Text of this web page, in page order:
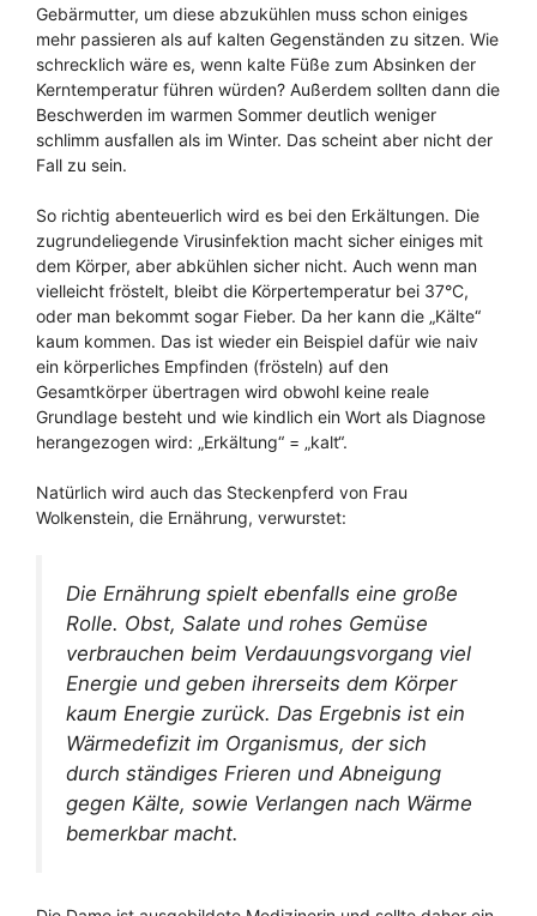
Gebärmutter, um diese abzukühlen muss schon einiges
mehr passieren als auf kalten Gegenständen zu sitzen. Wie
schrecklich wäre es, wenn kalte Füße zum Absinken der
Kerntemperatur führen würden? Außerdem sollten dann die
Beschwerden im warmen Sommer deutlich weniger
schlimm ausfallen als im Winter. Das scheint aber nicht der
Fall zu sein.
So richtig abenteuerlich wird es bei den Erkältungen. Die
zugrundeliegende Virusinfektion macht sicher einiges mit
dem Körper, aber abkühlen sicher nicht. Auch wenn man
vielleicht fröstelt, bleibt die Körpertemperatur bei 37°C,
oder man bekommt sogar Fieber. Da her kann die „Kälte“
kaum kommen. Das ist wieder ein Beispiel dafür wie naiv
ein körperliches Empfinden (frösteln) auf den
Gesamtkörper übertragen wird obwohl keine reale
Grundlage besteht und wie kindlich ein Wort als Diagnose
herangezogen wird: „Erkältung“ = „kalt“.
Natürlich wird auch das Steckenpferd von Frau
Wolkenstein, die Ernährung, verwurstet:
Die Ernährung spielt ebenfalls eine große
Rolle. Obst, Salate und rohes Gemüse
verbrauchen beim Verdauungsvorgang viel
Energie und geben ihrerseits dem Körper
kaum Energie zurück. Das Ergebnis ist ein
Wärmedefizit im Organismus, der sich
durch ständiges Frieren und Abneigung
gegen Kälte, sowie Verlangen nach Wärme
bemerkbar macht.